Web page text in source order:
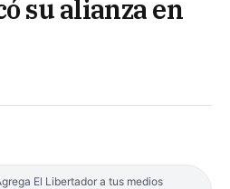
su alianza en
El Libertador a tus medios